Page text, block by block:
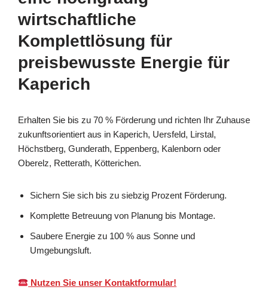
wirtschaftliche
Komplettlösung für
preisbewusste Energie für
Kaperich
Erhalten Sie bis zu 70 % Förderung und richten Ihr Zuhause
zukunftsorientiert aus in Kaperich, Uersfeld, Lirstal,
Höchstberg, Gunderath, Eppenberg, Kalenborn oder
Oberelz, Retterath, Kötterichen.
Sichern Sie sich bis zu siebzig Prozent Förderung.
Komplette Betreuung von Planung bis Montage.
Saubere Energie zu 100 % aus Sonne und
Umgebungsluft.
Nutzen Sie unser Kontaktformular!